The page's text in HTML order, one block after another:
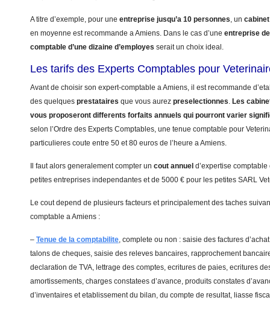
A titre d’exemple, pour une entreprise jusqu’a 10 personnes, un
en moyenne est recommande a Amiens. Dans le cas d’une entreprise
comptable d’une dizaine d’employes serait un choix ideal.
Les tarifs des Experts Comptables pour
Avant de choisir son expert-comptable a Amiens, il est recommande
des quelques prestataires que vous aurez preselectionnes. Les
vous proposeront differents forfaits annuels qui pourront varier
selon l’Ordre des Experts Comptables, une tenue comptable pour
particulieres coute entre 50 et 80 euros de l’heure a Amiens.
Il faut alors generalement compter un cout annuel d’expertise
petites entreprises independantes et de 5000 € pour les petites SARL
Le cout depend de plusieurs facteurs et principalement des taches
comptable a Amiens :
– Tenue de la comptabilite, complete ou non : saisie des factures
talons de cheques, saisie des releves bancaires, rapprochement
declaration de TVA, lettrage des comptes, ecritures de paies, ecritures
amortissements, charges constatees d’avance, produits constates
d’inventaires et etablissement du bilan, du compte de resultat, liasse